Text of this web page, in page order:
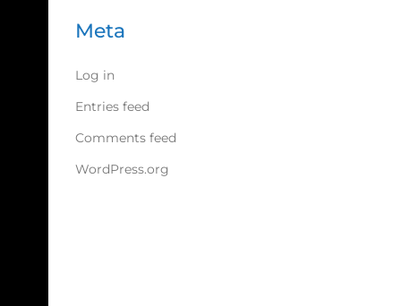
Meta
Log in
Entries feed
Comments feed
WordPress.org